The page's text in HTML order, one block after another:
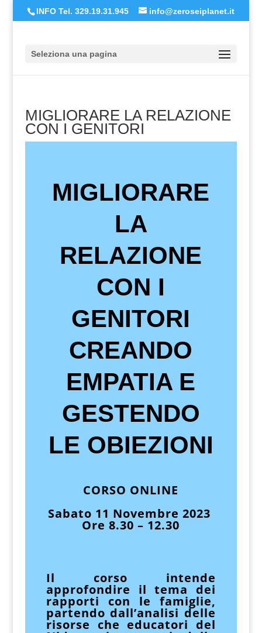
INFO Tel. 329.19.31.945 info@zeroseiplanet.it
Seleziona una pagina
MIGLIORARE LA RELAZIONE
CON I GENITORI
MIGLIORARE
LA
RELAZIONE
CON I
GENITORI
CREANDO
EMPATIA E
GESTENDO
LE OBIEZIONI
CORSO ONLINE
Sabato 11 Novembre 2023
Ore 8.30 – 12.30
Il corso intende
approfondire il tema dei
rapporti con le famiglie,
partendo dall’analisi delle
risorse che educatori del